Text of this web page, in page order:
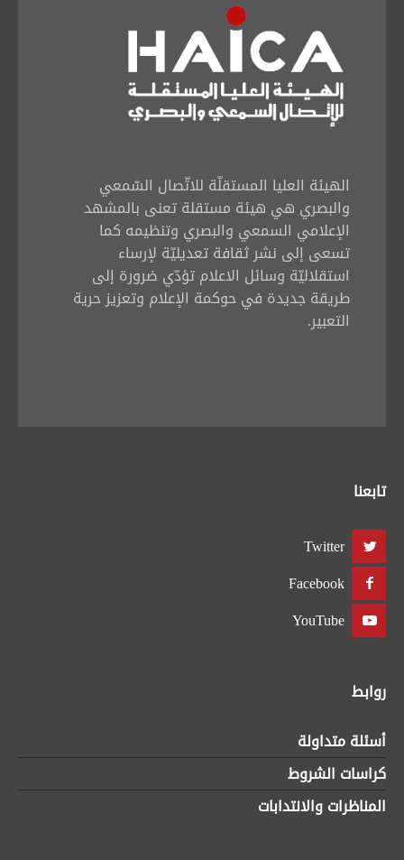
الهيئة العليا المستقلّة للاتّصال السّمعي
والبصري هي هيئة مستقلة تعنى بالمشهد
الإعلامي السمعي والبصري وتنظيمه كما
تسعى إلى نشر ثقافة تعديليّة لإرساء
استقلاليّة وسائل الاعلام تؤدّي ضرورة إلى
طريقة جديدة في حوكمة الإعلام وتعزيز حرية
التعبير.
تابعنا
Twitter
Facebook
YouTube
روابط
أسئلة متداولة
كراسات الشروط
المناظرات والانتدابات